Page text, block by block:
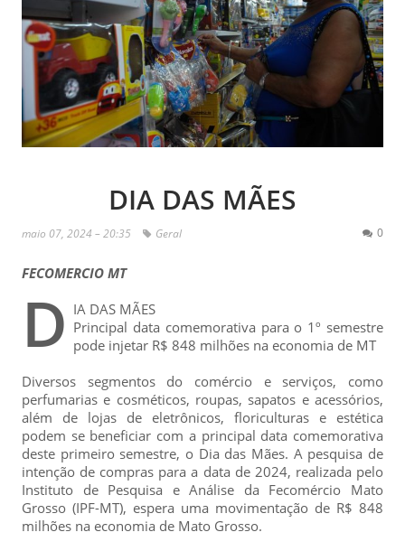
DIA DAS MÃES
maio 07, 2024 – 20:35 Geral 0
FECOMERCIO MT
D IA DAS MÃES
Principal data comemorativa para o 1º semestre
pode injetar R$ 848 milhões na economia de MT
Diversos segmentos do comércio e serviços, como
perfumarias e cosméticos, roupas, sapatos e acessórios,
além de lojas de eletrônicos, floriculturas e estética
podem se beneficiar com a principal data comemorativa
deste primeiro semestre, o Dia das Mães. A pesquisa de
intenção de compras para a data de 2024, realizada pelo
Instituto de Pesquisa e Análise da Fecomércio Mato
Grosso (IPF-MT), espera uma movimentação de R$ 848
milhões na economia de Mato Grosso.